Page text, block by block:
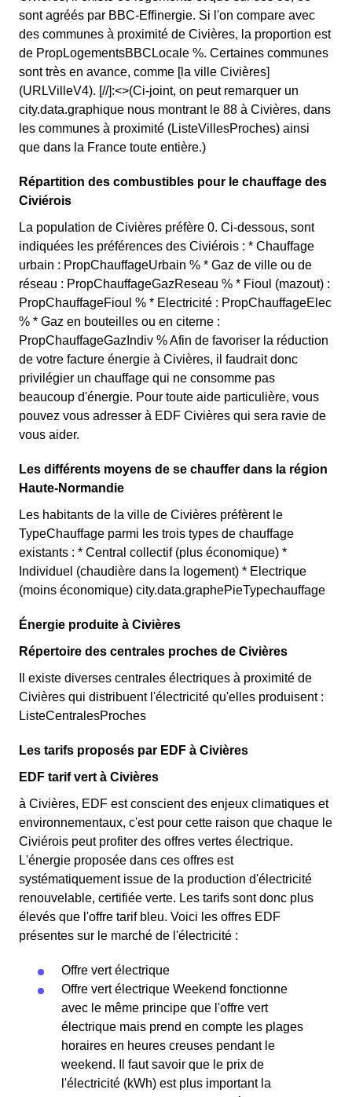
sont agréés par BBC-Effinergie. Si l'on compare avec
des communes à proximité de Civières, la proportion est
de PropLogementsBBCLocale %. Certaines communes
sont très en avance, comme [la ville Civières]
(URLVilleV4). [//]:<>(Ci-joint, on peut remarquer un
city.data.graphique nous montrant le 88 à Civières, dans
les communes à proximité (ListeVillesProches) ainsi
que dans la France toute entière.)
Répartition des combustibles pour le chauffage des
Civiérois
La population de Civières préfère 0. Ci-dessous, sont
indiquées les préférences des Civiérois : * Chauffage
urbain : PropChauffageUrbain % * Gaz de ville ou de
réseau : PropChauffageGazReseau % * Fioul (mazout) :
PropChauffageFioul % * Electricité : PropChauffageElec
% * Gaz en bouteilles ou en citerne :
PropChauffageGazIndiv % Afin de favoriser la réduction
de votre facture énergie à Civières, il faudrait donc
privilégier un chauffage qui ne consomme pas
beaucoup d'énergie. Pour toute aide particulière, vous
pouvez vous adresser à EDF Civières qui sera ravie de
vous aider.
Les différents moyens de se chauffer dans la région
Haute-Normandie
Les habitants de la ville de Civières préfèrent le
TypeChauffage parmi les trois types de chauffage
existants : * Central collectif (plus économique) *
Individuel (chaudière dans la logement) * Electrique
(moins économique) city.data.graphePieTypechauffage
Énergie produite à Civières
Répertoire des centrales proches de Civières
Il existe diverses centrales électriques à proximité de
Civières qui distribuent l'électricité qu'elles produisent :
ListeCentralesProches
Les tarifs proposés par EDF à Civières
EDF tarif vert à Civières
à Civières, EDF est conscient des enjeux climatiques et
environnementaux, c'est pour cette raison que chaque le
Civiérois peut profiter des offres vertes électrique.
L'énergie proposée dans ces offres est
systématiquement issue de la production d'électricité
renouvelable, certifiée verte. Les tarifs sont donc plus
élevés que l'offre tarif bleu. Voici les offres EDF
présentes sur le marché de l'électricité :
Offre vert électrique
Offre vert électrique Weekend fonctionne
avec le même principe que l'offre vert
électrique mais prend en compte les plages
horaires en heures creuses pendant le
weekend. Il faut savoir que le prix de
l'électricité (kWh) est plus important la